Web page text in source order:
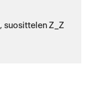
Arvostele tuote ja jaa fiiliksesi : Todella Hyvää, suosittelen Z_Z